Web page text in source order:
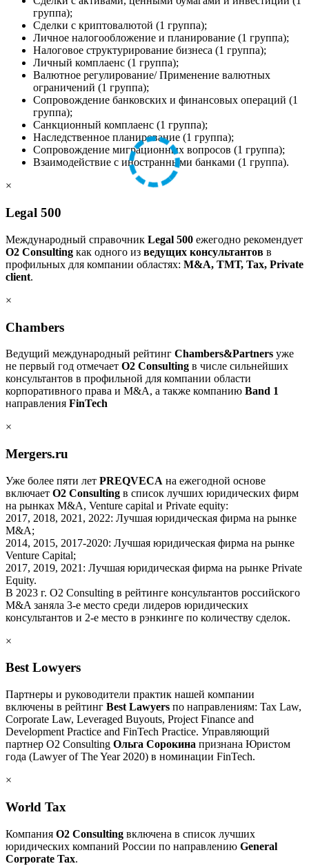
группа);
Сделки с криптовалютой (1 группа);
Личное налогообложение и планирование (1 группа);
Налоговое структурирование бизнеса (1 группа);
Личный комплаенс (1 группа);
Валютное регулирование/ Применение валютных
ограничений (1 группа);
Сопровождение банковских и финансовых операций (1
группа);
Санкционный комплаенс (1 группа);
Наследственное планирование (1 группа);
Сопровождение миграционных вопросов (1 группа);
Взаимодействие с иностранными банками (1 группа).
×
Legal 500
Международный справочник Legal 500 ежегодно рекомендует
O2 Consulting как одного из ведущих консультантов в
профильных для компании областях: M&A, ТМТ, Tax, Private
client.
×
Chambers
Ведущий международный рейтинг Chambers&Partners уже
не первый год отмечает O2 Consulting в числе сильнейших
консультантов в профильной для компании области
корпоративного права и M&A, а также компанию Band 1
направления FinTech
×
Mergers.ru
Уже более пяти лет PREQVECA на ежегодной основе
включает О2 Consulting в список лучших юридических фирм
на рынках M&A, Venture capital и Private equity:
2017, 2018, 2021, 2022: Лучшая юридическая фирма на рынке
M&A;
2014, 2015, 2017-2020: Лучшая юридическая фирма на рынке
Venture Capital;
2017, 2019, 2021: Лучшая юридическая фирма на рынке Private
Equity.
В 2023 г. O2 Consulting в рейтинге консультантов российского
M&A заняла 3-е место среди лидеров юридических
консультантов и 2-е место в рэнкинге по количеству сделок.
×
Best Lowyers
Партнеры и руководители практик нашей компании
включены в рейтинг Best Lawyers по направлениям: Tax Law,
Corporate Law, Leveraged Buyouts, Project Finance and
Development Practice and FinTech Practice. Управляющий
партнер O2 Consulting Ольга Сорокина признана Юристом
года (Lawyer of The Year 2020) в номинации FinTech.
×
World Tax
Компания O2 Consulting включена в список лучших
юридических компаний России по направлению General
Corporate Tax.